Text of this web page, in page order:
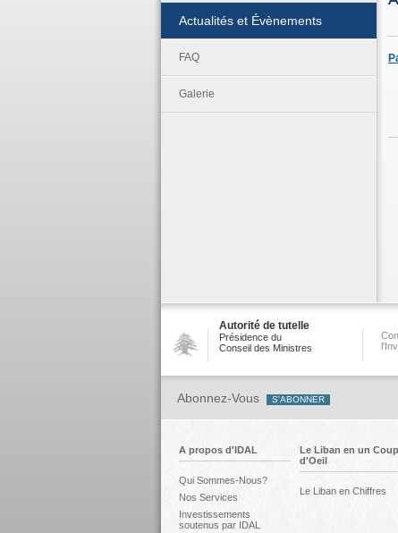
Actualités et Évènements
FAQ
Galerie
Autorité de tutelle
Présidence du
Conseil des Ministres
Abonnez-Vous
A propos d'IDAL
Qui Sommes-Nous?
Nos Services
Investissements
soutenus par IDAL
Le Liban en un Coup
d'Oeil
Le Liban en Chiffres